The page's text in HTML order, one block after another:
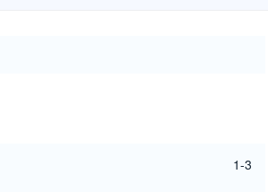
1-3